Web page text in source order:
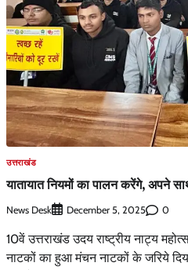
उत्तराखंड
यातायात नियमों का पालन करेंगे, अपने
News Desk December 5, 2025 0
10वें उत्तराखंड उदय राष्ट्रीय नाट्य
नाटकों का हुआ मंचन नाटकों के जरिये